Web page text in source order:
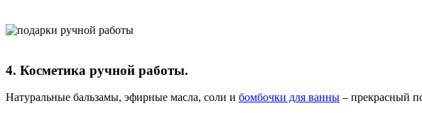
4. Косметика ручной работы.
Натуральные бальзамы, эфирные масла, соли и бомбочки для ванны – прекрасный